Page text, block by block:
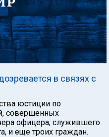
в связях с
юстиции по
совершенных
офицера, служившего
и еще троих граждан.